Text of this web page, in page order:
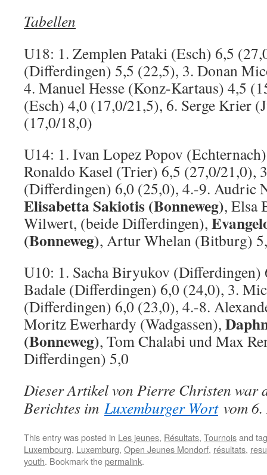
Tabellen
U18: 1. Zemplen Pataki (Esch) 6,5
(Differdingen) 5,5 (22,5), 3. Donan
4. Manuel Hesse (Konz-Kartaus) 4,5
(Esch) 4,0 (17,0/21,5), 6. Serge Krier
(17,0/18,0)
U14: 1. Ivan Lopez Popov
Ronaldo Kasel (Trier) 6,5 (27,0/21,0),
(Differdingen) 6,0 (25,0), 4.-9. Audric
Elisabetta Sakiotis (Bonneweg), Elsa
Wilwert, (beide Differdingen),
(Bonneweg), Artur Whelan (Bitburg)
U10: 1. Sacha Biryukov (Differdingen)
Badale (Differdingen) 6,0 (24,0), 3.
(Differdingen) 6,0 (23,0), 4.-8.
Moritz Ewerhardy (Wadgassen),
(Bonneweg), Tom Chalabi und Max
Differdingen) 5,0
Dieser Artikel von Pierre Christen war
Berichtes imLuxemburger Wortvom 6.
This entry was posted in Les jeunes, Résultats, Tournoisand
Luxembourg, Luxemburg, Open Jeunes Mondorf, résultats,
youth. Bookmark thepermalink.